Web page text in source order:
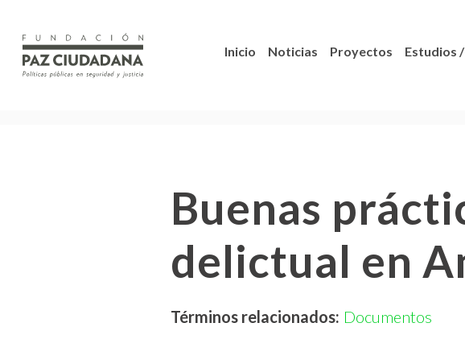
Inicio Noticias Proyectos Estudios
Buenas
delictual en
Términos relacionados: Documentos